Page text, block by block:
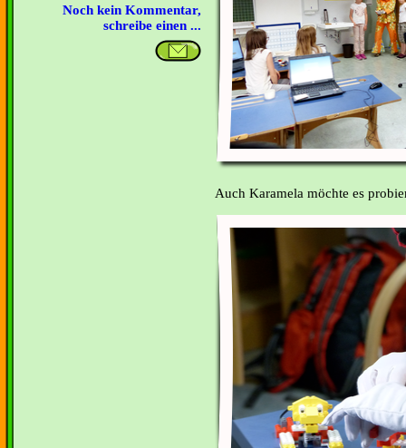
Noch kein Kommentar,
schreibe einen ...
Auch Karamela möchte es